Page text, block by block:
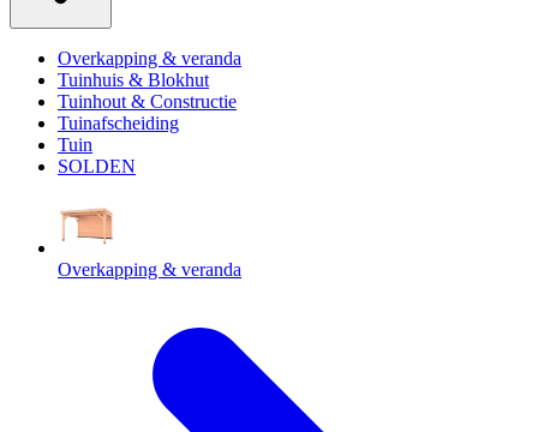
Overkapping & veranda
Tuinhuis & Blokhut
Tuinhout & Constructie
Tuinafscheiding
Tuin
SOLDEN
Overkapping & veranda